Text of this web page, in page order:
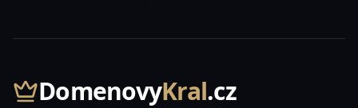
DomenovyKral.cz